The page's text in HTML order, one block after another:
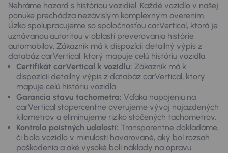
Nehráme hazard s históriou vozidiel. Každé vozidlo v našej
ponuke prechádza nezávislým komplexným overením.
Úzko spolupracujeme so spoločnosťou carVertical, ktorá je
uznávanou autoritou v oblasti preverovania histórie
automobilov. Zákazník má k dispozícii detailný výpis z
databáz carVertical, ktorý mapuje celú históriu vozidla.
Certifikát carVertical k vozidlu: Zákazník má k
dispozícii detailný výpis z databáz carVertical, ktorý
mapuje celú históriu vozidla.
Garancia stavu tachometra: Vďaka napojeniu na
carVertical stopercentne overujeme vývoj najazdených
kilometrov a eliminujeme riziko stočených tachometrov.
Kontrola poistných udalostí: Transparentne dokladáme,
či bolo vozidlo v minulosti havarované, aký bol rozsah
poškodenia a aké vysoké boli náklady na opravu.